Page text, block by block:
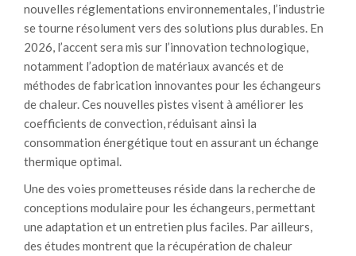
nouvelles réglementations environnementales, l’industrie
se tourne résolument vers des solutions plus durables. En
2026, l’accent sera mis sur l’innovation technologique,
notamment l’adoption de matériaux avancés et de
méthodes de fabrication innovantes pour les échangeurs
de chaleur. Ces nouvelles pistes visent à améliorer les
coefficients de convection, réduisant ainsi la
consommation énergétique tout en assurant un échange
thermique optimal.
Une des voies prometteuses réside dans la recherche de
conceptions modulaire pour les échangeurs, permettant
une adaptation et un entretien plus faciles. Par ailleurs,
des études montrent que la récupération de chaleur